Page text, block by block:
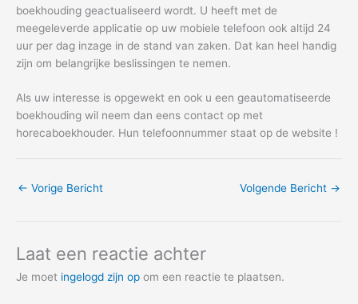
boekhouding geactualiseerd wordt. U heeft met de
meegeleverde applicatie op uw mobiele telefoon ook altijd 24
uur per dag inzage in de stand van zaken. Dat kan heel handig
zijn om belangrijke beslissingen te nemen.
Als uw interesse is opgewekt en ook u een geautomatiseerde
boekhouding wil neem dan eens contact op met
horecaboekhouder. Hun telefoonnummer staat op de website !
← Vorige Bericht Volgende Bericht →
Laat een reactie achter
Je moet ingelogd zijn op om een reactie te plaatsen.